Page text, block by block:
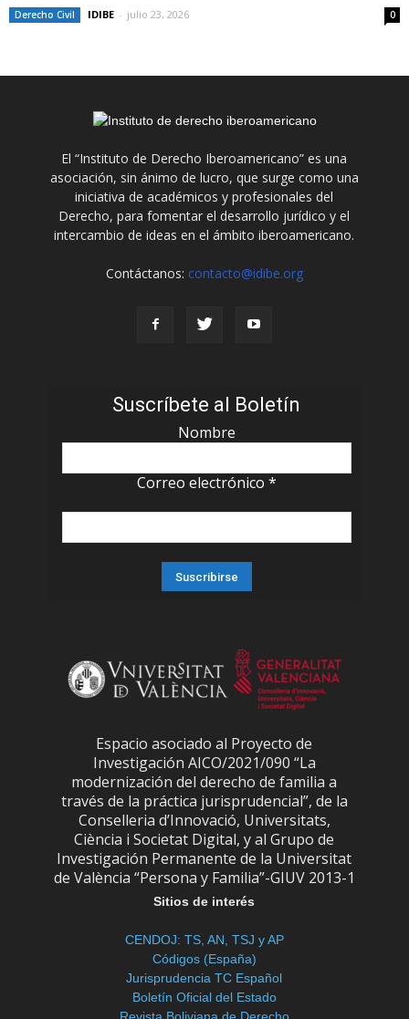
Derecho Civil IDIBE - julio 23, 2026 0
El “Instituto de Derecho Iberoamericano” es una
asociación, sin ánimo de lucro, que surge como una
iniciativa de académicos y profesionales del
Derecho, para fomentar el desarrollo jurídico y el
intercambio de ideas en el ámbito iberoamericano.
Contáctanos: contacto@idibe.org
Suscríbete al Boletín
Nombre
Correo electrónico *
Espacio asociado al Proyecto de
Investigación AICO/2021/090 “La
modernización del derecho de familia a
través de la práctica jurisprudencial”, de la
Conselleria d’Innovació, Universitats,
Ciència i Societat Digital, y al Grupo de
Investigación Permanente de la Universitat
de València “Persona y Familia”-GIUV 2013-1
Sitios de interés
CENDOJ: TS, AN, TSJ y AP
Códigos (España)
Jurisprudencia TC Español
Boletín Oficial del Estado